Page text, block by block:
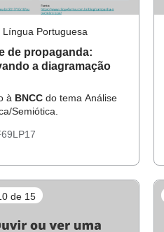
Língua Portuguesa
de propaganda:
a diagramação
à BNCC do tema Análise
Semiótica.
de 15